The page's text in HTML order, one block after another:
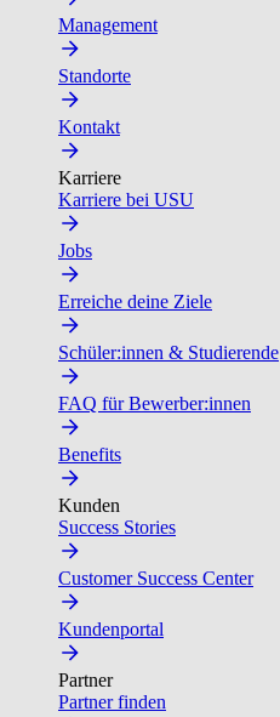
Management
Standorte
Kontakt
Karriere
Karriere bei USU
Jobs
Erreiche deine Ziele
Schüler:innen & Studierende
FAQ für Bewerber:innen
Benefits
Kunden
Success Stories
Customer Success Center
Kundenportal
Partner
Partner finden